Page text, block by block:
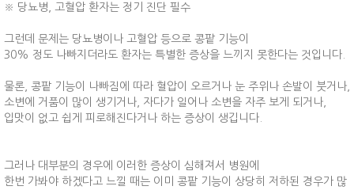
※ 당뇨병, 고혈압 환자는 정기 진단 필수
그런데 문제는 당뇨병이나 고혈압 등으로 콩팥 기능이
30% 정도 나빠지더라도 환자는 특별한 증상을 느끼지 못한다는 것입니다.
물론, 콩팥 기능이 나빠짐에 따라 혈압이 오르거나 눈 주위나 손발이 붓거나,
소변에 거품이 많이 생기거나, 자다가 일어나 소변을 자주 보게 되거나,
입맛이 없고 쉽게 피로해진다거나 하는 증상이 생깁니다.
그러나 대부분의 경우에 이러한 증상이 심해져서 병원에
한번 가봐야 하겠다고 느낄 때는 이미 콩팥 기능이 상당히 저하된 경우가 많